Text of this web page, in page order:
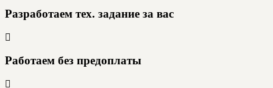
Разработаем тех. задание за вас
Работаем без предоплаты